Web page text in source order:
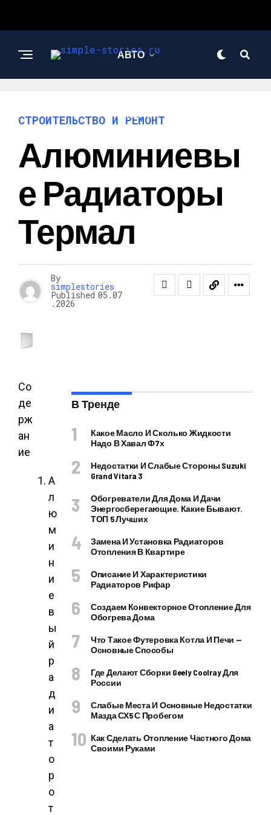
АВТО
РЕМОНТ
СТРОИТЕЛЬСТВО И РЕМОНТ
Алюминиевы
Е Радиаторы
Термал
By
simplestories
Published 05.07
.2026
Со
де
рж
ан
ие
А
л
ю
м
и
н
и
е
в
ы
й
р
а
д
и
а
т
о
р
о
т
В Тренде
Какое Масло И Сколько Жидкости
Надо В Хавал Ф7х
Недостатки И Слабые Стороны Suzuki
Grand Vitara 3
Обогреватели Для Дома И Дачи
Энергосберегающие. Какие Бывают.
ТОП 5 Лучших
Замена И Установка Радиаторов
Отопления В Квартире
Описание И Характеристики
Радиаторов Рифар
Создаем Конвекторное Отопление Для
Обогрева Дома
Что Такое Футеровка Котла И Печи —
Основные Способы
Где Делают Сборки Geely Coolray Для
России
Слабые Места И Основные Недостатки
Мазда СХ5 С Пробегом
Как Сделать Отопление Частного Дома
Своими Руками